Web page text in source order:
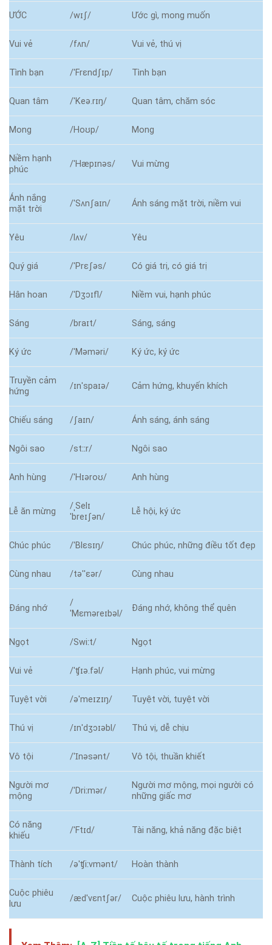
ƯỚC /wɪʃ/ Ước gì, mong muốn
Vui vẻ /fʌn/ Vui vẻ, thú vị
Tình bạn /ˈFrɛndʃɪp/ Tình bạn
Quan tâm /ˈKeə.rɪŋ/ Quan tâm, chăm sóc
Mong /Hoʊp/ Mong
Niềm hạnh
phúc
/ˈHæpɪnəs/ Vui mừng
Ánh nắng
mặt trời
/ˈSʌnʃaɪn/ Ánh sáng mặt trời, niềm vui
Yêu /lʌv/ Yêu
Quý giá /ˈPrɛʃəs/ Có giá trị, có giá trị
Hân hoan /ˈDʒɔɪfl/ Niềm vui, hạnh phúc
Sáng /braɪt/ Sáng, sáng
Ký ức /ˈMəməri/ Ký ức, ký ức
Truyền cảm
hứng
/ɪnˈspaɪə/ Cảm hứng, khuyến khích
Chiếu sáng /ʃaɪn/ Ánh sáng, ánh sáng
Ngôi sao /stːːr/ Ngôi sao
Anh hùng /ˈHɪəroʊ/ Anh hùng
Lễ ăn mừng
/ˌSelɪ
ˈbreɪʃən/
Lễ hội, ký ức
Chúc phúc /ˈBlɛsɪŋ/ Chúc phúc, những điều tốt đẹp
Cùng nhau /təˈˈɛər/ Cùng nhau
Đáng nhớ
/
ˈMɛməreɪbəl/
Đáng nhớ, không thể quên
Ngọt /Swiːt/ Ngọt
Vui vẻ /ˈʧɪə.fəl/ Hạnh phúc, vui mừng
Tuyệt vời /əˈmeɪzɪŋ/ Tuyệt vời, tuyệt vời
Thú vị /ɪnˈdʒɔɪəbl/ Thú vị, dễ chịu
Vô tội /ˈꞮnəsənt/ Vô tội, thuần khiết
Người mơ
mộng
/ˈDriːmər/
Người mơ mộng, mọi người có
những giấc mơ
Có năng
khiếu
/ˈFtɪd/ Tài năng, khả năng đặc biệt
Thành tích /əˈʧiːvmənt/ Hoàn thành
Cuộc phiêu
lưu
/ædˈvɛntʃər/ Cuộc phiêu lưu, hành trình